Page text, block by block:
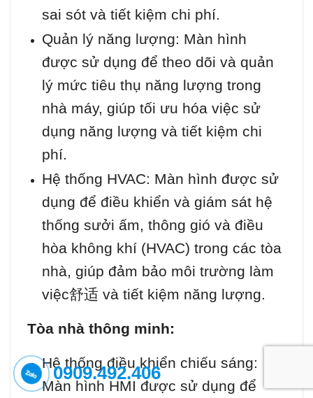
sai sót và tiết kiệm chi phí.
Quản lý năng lượng: Màn hình
được sử dụng để theo dõi và quản
lý mức tiêu thụ năng lượng trong
nhà máy, giúp tối ưu hóa việc sử
dụng năng lượng và tiết kiệm chi
phí.
Hệ thống HVAC: Màn hình được sử
dụng để điều khiển và giám sát hệ
thống sưởi ấm, thông gió và điều
hòa không khí (HVAC) trong các tòa
nhà, giúp đảm bảo môi trường làm
việc舒适 và tiết kiệm năng lượng.
Tòa nhà thông minh:
Hệ thống điều khiển chiếu sáng:
Màn hình HMI được sử dụng để
0909.492.406